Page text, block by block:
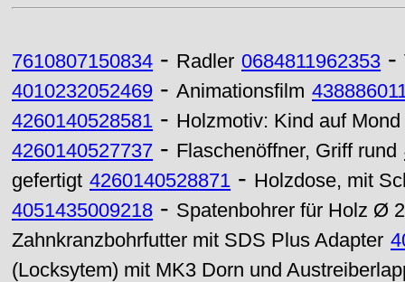
7610807150834 - Radler 0684811962353 -
4010232052469 - Animationsfilm
4260140528581 - Holzmotiv: Kind auf
4260140527737 - Flaschenöffner, Griff rund
gefertigt 4260140528871 - Holzdose, mit
4051435009218 - Spatenbohrer für Holz Ø
Zahnkranzbohrfutter mit SDS Plus Adapter
(Locksytem) mit MK3 Dorn und